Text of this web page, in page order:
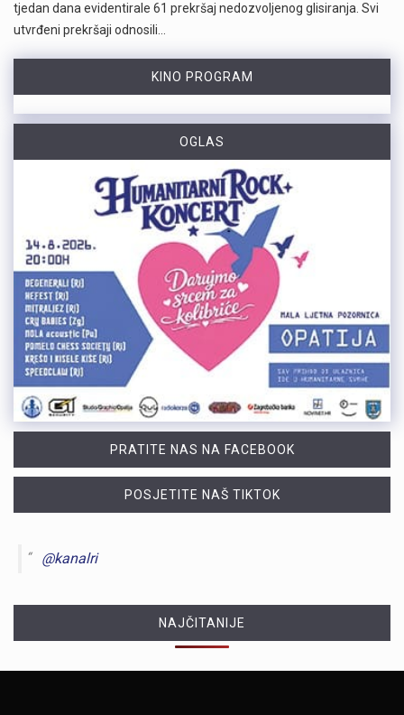
tjedan dana evidentirale 61 prekršaj nedozvoljenog glisiranja. Svi
utvrđeni prekršaji odnosili…
KINO PROGRAM
OGLAS
PRATITE NAS NA FACEBOOK
POSJETITE NAŠ TIKTOK
@kanalri
NAJČITANIJE